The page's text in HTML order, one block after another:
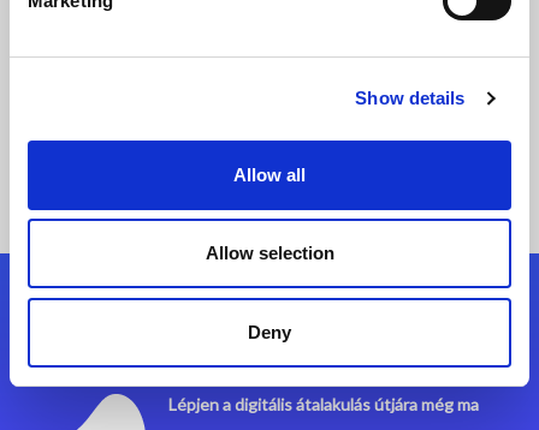
Show details
Allow all
Allow selection
Deny
Lépjen a digitális átalakulás útjára még ma